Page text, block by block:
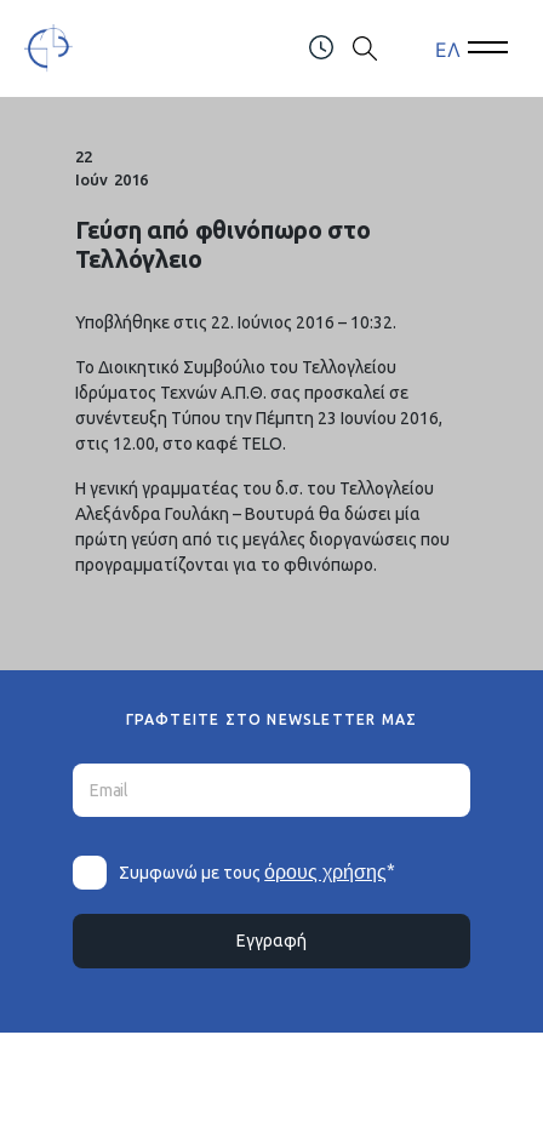
Open Menu ΕΛ Open
22
Ιούν 2016
Γεύση από φθινόπωρο στο
Τελλόγλειο
Υποβλήθηκε στις 22. Ιούνιος 2016 – 10:32.
Το Διοικητικό Συμβούλιο του Τελλογλείου
Ιδρύματος Τεχνών Α.Π.Θ. σας προσκαλεί σε
συνέντευξη Τύπου την Πέμπτη 23 Ιουνίου 2016,
στις 12.00, στο καφέ TELO.
Η γενική γραμματέας του δ.σ. του Τελλογλείου
Αλεξάνδρα Γουλάκη – Βουτυρά θα δώσει μία
πρώτη γεύση από τις μεγάλες διοργανώσεις που
προγραμματίζονται για το φθινόπωρο.
ΓΡΑΦΤΕΙΤΕ ΣΤΟ NEWSLETTER ΜΑΣ
Συμφωνώ με τουςόρους χρήσης*
Εγγραφή